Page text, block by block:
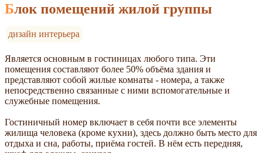
Блок помещений жилой группы
дизайн интерьера
Является основным в гостиницах любого типа. Эти
помещения составляют более 50% объёма здания и
представляют собой жилые комнаты - номера, а также
непосредственно связанные с ними вспомогательные и
служебные помещения.
Гостиничный номер включает в себя почти все элементы
жилища человека (кроме кухни), здесь должно быть место для
отдыха и сна, работы, приёма гостей. В нём есть передняя,